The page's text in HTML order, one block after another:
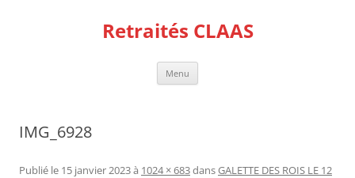
Retraités CLAAS
Menu
IMG_6928
Publié le 15 janvier 2023à 1024 × 683dansGALETTE DES ROIS LE 12